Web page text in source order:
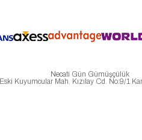
Necati Gün Gümüşçülük
Eski Kuyumcular Mah. Kızılay Cd. No:9/1